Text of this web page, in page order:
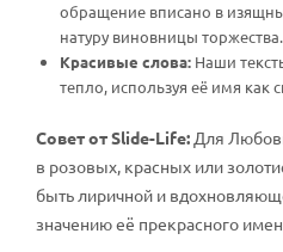
обращение вписано в
натуру виновницы торжества.
Красивые слова: Наши
тепло, используя её имя
Совет от Slide-Life: Для
в розовых, красных или
быть лиричной и
значению её прекрасного